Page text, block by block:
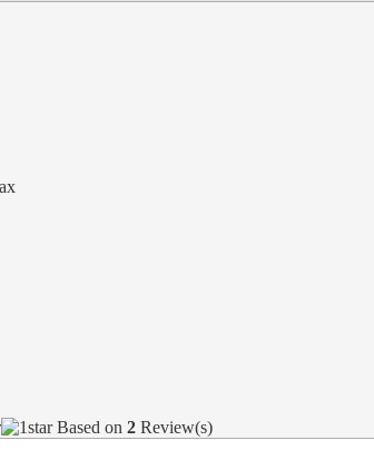
Based on 2 Review(s)